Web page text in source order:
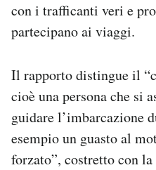
con i trafficanti veri e
partecipano ai viaggi.
Il rapporto distingue il
cioè una persona che si
guidare l’imbarcazione
esempio un guasto al
forzato”, costretto con